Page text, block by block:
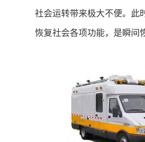
社会运转带来极大不便。此
恢复社会各项功能，是瞬间